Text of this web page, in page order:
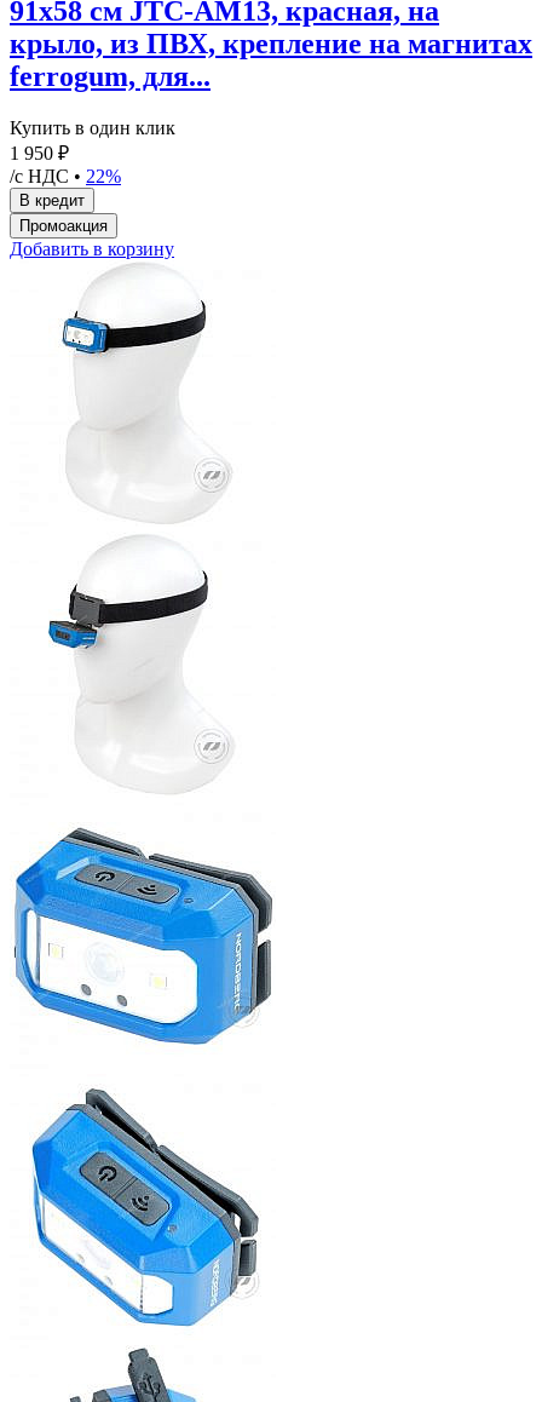
91х58 см JTC-AM13, красная, на
крыло, из ПВХ, крепление на магнитах
ferrogum, для...
Купить в один клик
1 950 ₽
/с НДС • 22%
Добавить в корзину